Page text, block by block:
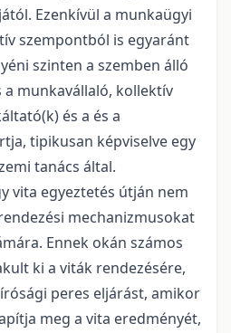
Ezenkívül a munkaügyi
szempontból is egyaránt
szinten a szemben álló
munkavállaló, kollektív
és a és a
tipikusan képviselve egy
tanács által.
vita egyeztetés útján nem
mechanizmusokat
Ennek okán számos
ki a viták rendezésére,
peres eljárást, amikor
meg a vita eredményét,